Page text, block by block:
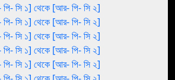
সি ১] থেকে [আর- পি- সি ২]
সি ১] থেকে [আর- পি- সি ২]
সি ১] থেকে [আর- পি- সি ২]
সি ১] থেকে [আর- পি- সি ২]
সি ১] থেকে [আর- পি- সি ২]